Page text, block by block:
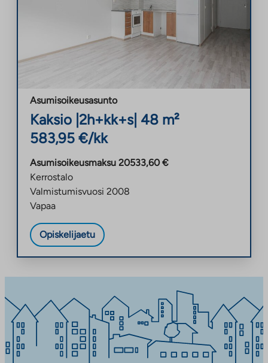
Asumisoikeusasunto
Kaksio 2h+kk+s| 48 m²
583,95 €/kk
Asumisoikeusmaksu 20533,60 €
Kerrostalo
Valmistumisvuosi 2008
Vapaa
Opiskelijaetu